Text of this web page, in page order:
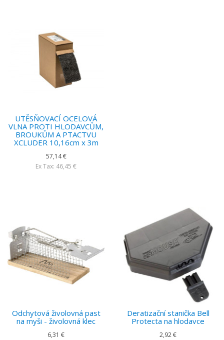
UTĚSŇOVACÍ OCELOVÁ
VLNA PROTI HLODAVCŮM,
BROUKŮM A PTACTVU
XCLUDER 10,16cm x 3m
57,14 €
Ex Tax: 46,45 €
Odchytová živolovná past
na myši - živolovná klec
6,31 €
Deratizační stanička Bell
Protecta na hlodavce
2,92 €